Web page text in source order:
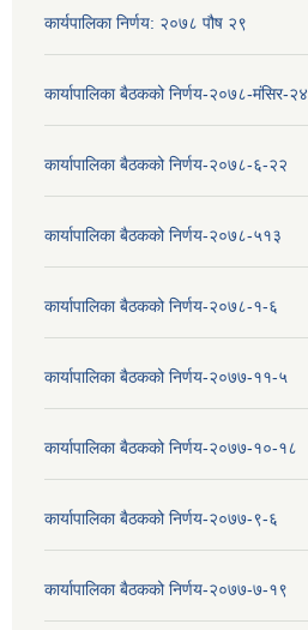
कार्यपालिका निर्णय: २०७८ पौष २९
कार्यापालिका बैठकको निर्णय-२०७८-मंसिर-२४
कार्यापालिका बैठकको निर्णय-२०७८-६-२२
कार्यापालिका बैठकको निर्णय-२०७८-५१३
कार्यापालिका बैठकको निर्णय-२०७८-१-६
कार्यापालिका बैठकको निर्णय-२०७७-११-५
कार्यापालिका बैठकको निर्णय-२०७७-१०-१८
कार्यापालिका बैठकको निर्णय-२०७७-९-६
कार्यापालिका बैठकको निर्णय-२०७७-७-१९